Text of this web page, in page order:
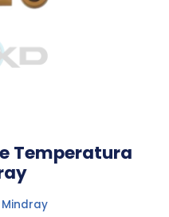
Temperatura